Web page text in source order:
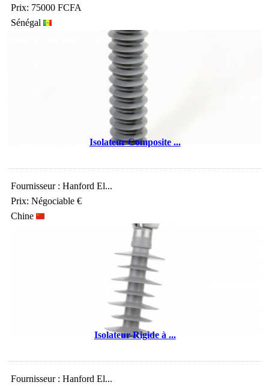
Prix: 75000 FCFA
Sénégal
Isolateur Composite ...
Fournisseur : Hanford El...
Prix: Négociable €
Chine
Isolateur Rigide à ...
Fournisseur : Hanford El...